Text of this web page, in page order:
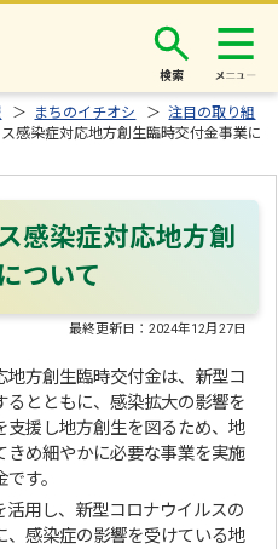
検索
＞ まちのイチオシ ＞注目の取り組
感染症対応地方創生臨時交付金事業に
感染症対応地方創
ついて
最終更新日：2024年12月27日
方創生臨時交付金は、新型コ
るとともに、感染拡大の影響を
支援し地方創生を図るため、地
め細やかに必要な事業を実施
す。
用し、新型コロナウイルスの
感染症の影響を受けている地